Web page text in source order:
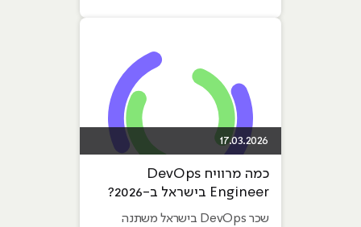
17.03.2026
כמה מרוויח DevOps
Engineer בישראל ב-2026?
שכר DevOps בישראל משתנה